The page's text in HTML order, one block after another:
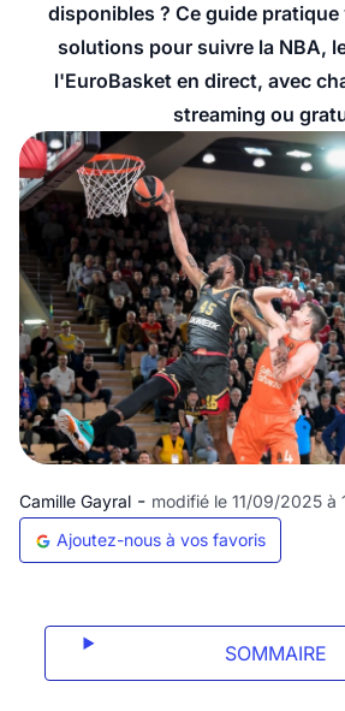
disponibles ? Ce guide
solutions pour suivre la NBA,
l'EuroBasket en direct, avec
streaming ou
Camille Gayral - modifié le 11/09/2025 à
Ajoutez-nous à vos favoris
SOMMAIRE